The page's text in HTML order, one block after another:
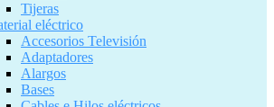
Tijeras
eléctrico
Accesorios Televisión
Adaptadores
Alargos
Bases